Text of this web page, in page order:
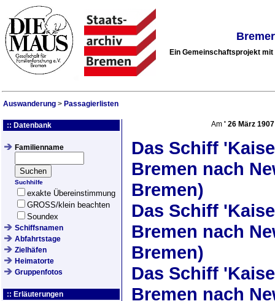
Ein Gemeinschaftsprojekt
Auswanderung > Passagierlisten
:: Datenbank
Familienname
Suchhilfe
exakte Übereinstimmung
GROSS/klein beachten
Soundex
Schiffsnamen
Abfahrtstage
Zielhäfen
Heimatorte
Gruppenfotos
:: Erläuterungen
Am ' 26 März 1907
Das Schiff
Bremen nach
Bremen)
Das Schiff
Bremen nach
Bremen)
Das Schiff
Bremen nach